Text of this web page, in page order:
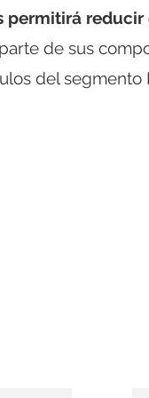
permitirá
de sus
del